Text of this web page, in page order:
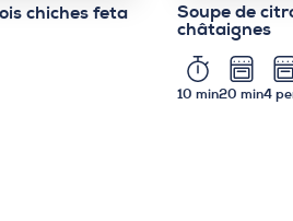
chiches feta
Soupe de
châtaignes
10 min20 min4